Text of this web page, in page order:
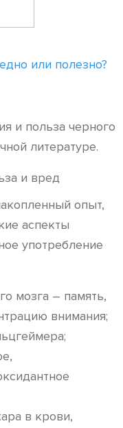
или полезно?
и польза черного
литературе.
опыт,
аспекты
употребление
мозга – память,
внимания;
в крови,